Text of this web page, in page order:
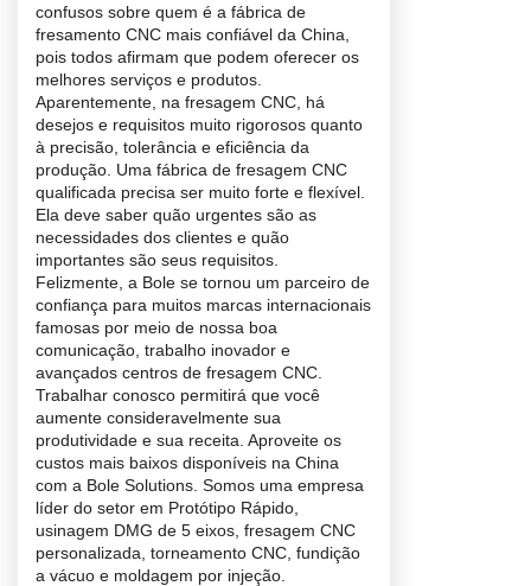
confusos sobre quem é a fábrica de
fresamento CNC mais confiável da China,
pois todos afirmam que podem oferecer os
melhores serviços e produtos.
Aparentemente, na fresagem CNC, há
desejos e requisitos muito rigorosos quanto
à precisão, tolerância e eficiência da
produção. Uma fábrica de fresagem CNC
qualificada precisa ser muito forte e flexível.
Ela deve saber quão urgentes são as
necessidades dos clientes e quão
importantes são seus requisitos.
Felizmente, a Bole se tornou um parceiro de
confiança para muitos marcas internacionais
famosas por meio de nossa boa
comunicação, trabalho inovador e
avançados centros de fresagem CNC.
Trabalhar conosco permitirá que você
aumente consideravelmente sua
produtividade e sua receita. Aproveite os
custos mais baixos disponíveis na China
com a Bole Solutions. Somos uma empresa
líder do setor em Protótipo Rápido,
usinagem DMG de 5 eixos, fresagem CNC
personalizada, torneamento CNC, fundição
a vácuo e moldagem por injeção.